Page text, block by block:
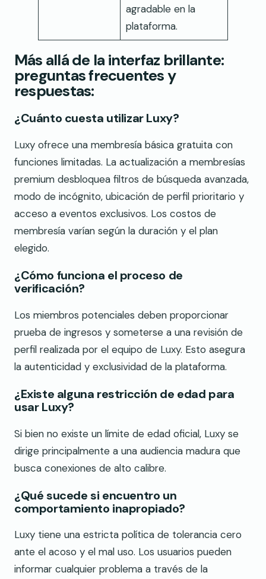
agradable en la
plataforma.
Más allá de la interfaz brillante:
preguntas frecuentes y
respuestas:
¿Cuánto cuesta utilizar Luxy?
Luxy ofrece una membresía básica gratuita con
funciones limitadas. La actualización a membresías
premium desbloquea filtros de búsqueda avanzada,
modo de incógnito, ubicación de perfil prioritario y
acceso a eventos exclusivos. Los costos de
membresía varían según la duración y el plan
elegido.
¿Cómo funciona el proceso de
verificación?
Los miembros potenciales deben proporcionar
prueba de ingresos y someterse a una revisión de
perfil realizada por el equipo de Luxy. Esto asegura
la autenticidad y exclusividad de la plataforma.
¿Existe alguna restricción de edad para
usar Luxy?
Si bien no existe un límite de edad oficial, Luxy se
dirige principalmente a una audiencia madura que
busca conexiones de alto calibre.
¿Qué sucede si encuentro un
comportamiento inapropiado?
Luxy tiene una estricta política de tolerancia cero
ante el acoso y el mal uso. Los usuarios pueden
informar cualquier problema a través de la